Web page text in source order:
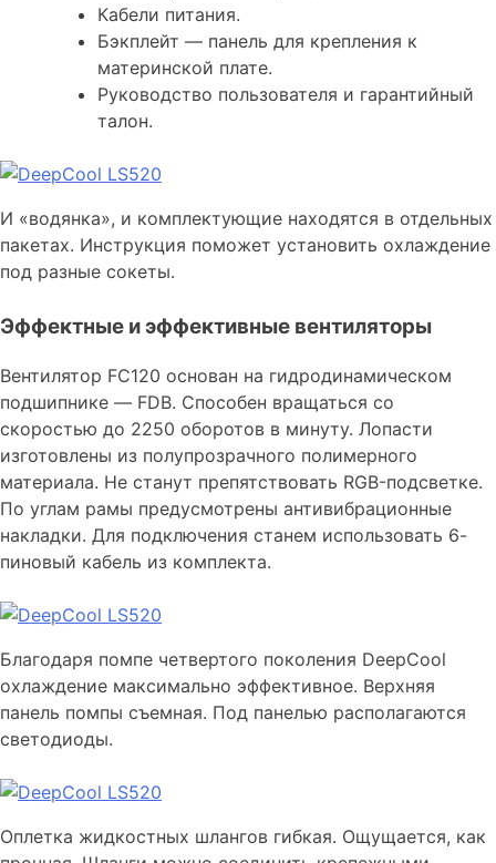
Кабели питания.
Бэкплейт — панель для крепления к
материнской плате.
Руководство пользователя и гарантийный
талон.
И «водянка», и комплектующие находятся в отдельных
пакетах. Инструкция поможет установить охлаждение
под разные сокеты.
Эффектные и эффективные вентиляторы
Вентилятор FC120 основан на гидродинамическом
подшипнике — FDB. Способен вращаться со
скоростью до 2250 оборотов в минуту. Лопасти
изготовлены из полупрозрачного полимерного
материала. Не станут препятствовать RGB-подсветке.
По углам рамы предусмотрены антивибрационные
накладки. Для подключения станем использовать 6-
пиновый кабель из комплекта.
Благодаря помпе четвертого поколения DeepCool
охлаждение максимально эффективное. Верхняя
панель помпы съемная. Под панелью располагаются
светодиоды.
Оплетка жидкостных шлангов гибкая. Ощущается, как